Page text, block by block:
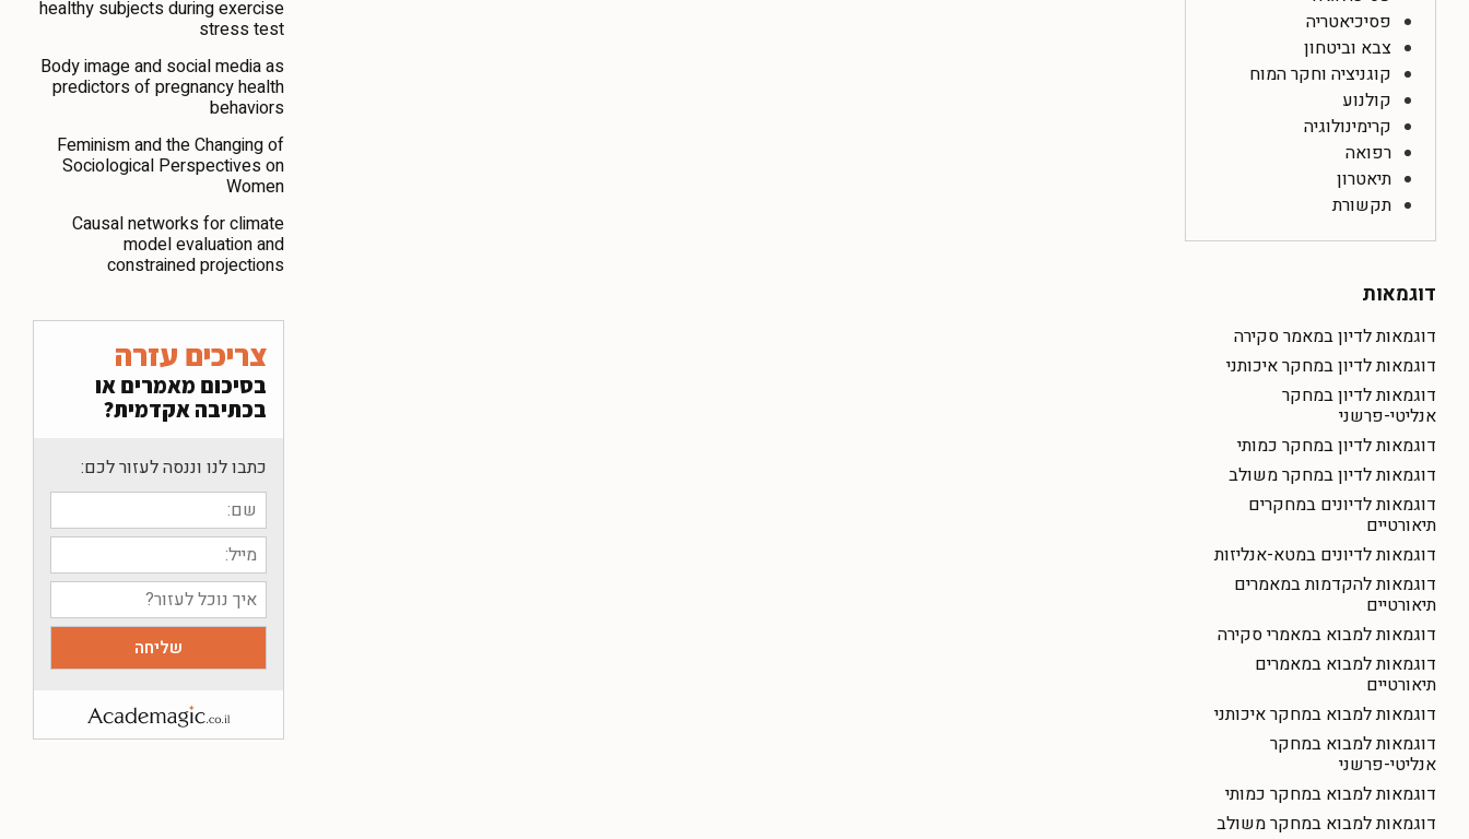
פסיכיאטריה
צבא וביטחון
קוגניציה וחקר המוח
קולנוע
קרימינולוגיה
רפואה
תיאטרון
תקשורת
דוגמאות
דוגמאות לדיון במאמר סקירה
דוגמאות לדיון במחקר איכותני
דוגמאות לדיון במחקר
אנליטי-פרשני
דוגמאות לדיון במחקר כמותי
דוגמאות לדיון במחקר משולב
דוגמאות לדיונים במחקרים
תיאורטיים
דוגמאות לדיונים במטא-אנליזות
דוגמאות להקדמות במאמרים
תיאורטיים
דוגמאות למבוא במאמרי סקירה
דוגמאות למבוא במאמרים
תיאורטיים
דוגמאות למבוא במחקר איכותני
דוגמאות למבוא במחקר
אנליטי-פרשני
דוגמאות למבוא במחקר כמותי
דוגמאות למבוא במחקר משולב
healthy subjects during exercise
stress test
Body image and social media as
predictors of pregnancy health
behaviors
Feminism and the Changing of
Sociological Perspectives on
Women
Causal networks for climate
model evaluation and
constrained projections
צריכים עזרה
בסיכום מאמרים או
בכתיבה אקדמית?
כתבו לנו וננסה לעזור לכם: